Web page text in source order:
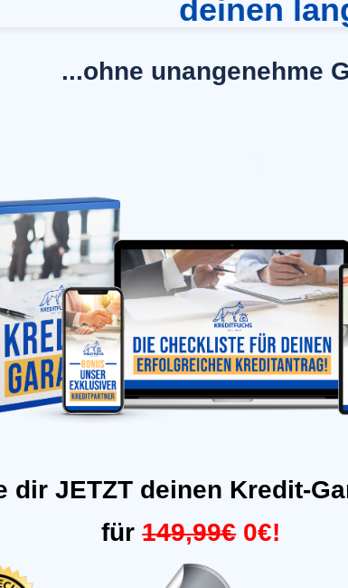
deinen
...ohne unangenehme
dir JETZT deinen Kredit-
für149,99€0€!